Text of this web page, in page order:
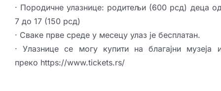
· Породичне улазнице: родитељи (600 рсд) деца
7 до 17 (150 рсд)
· Сваке прве среде у месецу улаз је бесплатан.
· Улазнице се могу купити на благајни музеја
преко https://www.tickets.rs/